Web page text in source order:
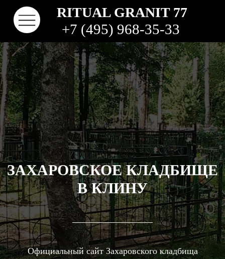
RITUAL GRANIT 77
РАБОТЫ
КЛАДБИЩА
КОНТАКТЫ
ВИДЫ ГРАНИТА
+7 (495) 968-35-33
ЗАХАРОВСКОЕ КЛАДБИЩЕ
В КЛИНУ
Официальный сайт Захаровского кладбища